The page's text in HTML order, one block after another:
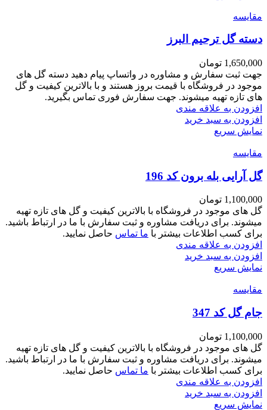
مقايسه
دسته گل ترحیم البرز
1,650,000 تومان
جهت ثبت سفارش و مشاوره در واتساپ پیام دهید دسته گل های
موجود در فروشگاه با قیمت بروز هستند و با بالاترین کیفیت و گل
های تازه تهیه میشوند. جهت سفارش فوری تماس بگیرید.
افزودن به علاقه مندی
افزودن به سبد خرید
نمایش سریع
مقايسه
گل آرایی بله برون کد 196
1,100,000 تومان
گل های موجود در فروشگاه با بالاترین کیفیت و گل های تازه تهیه
میشوند. برای دریافت مشاوره و ثبت سفارش با ما در ارتباط باشید.
برای کسب اطلاعات بیشتر با ما تماس حاصل نمایید.
افزودن به علاقه مندی
افزودن به سبد خرید
نمایش سریع
مقايسه
جام گل کد 347
1,100,000 تومان
گل های موجود در فروشگاه با بالاترین کیفیت و گل های تازه تهیه
میشوند. برای دریافت مشاوره و ثبت سفارش با ما در ارتباط باشید.
برای کسب اطلاعات بیشتر با ما تماس حاصل نمایید.
افزودن به علاقه مندی
افزودن به سبد خرید
نمایش سریع